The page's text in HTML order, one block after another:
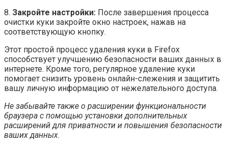
8. Закройте настройки: После завершения процесса
очистки куки закройте окно настроек, нажав на
соответствующую кнопку.
Этот простой процесс удаления куки в Firefox
способствует улучшению безопасности ваших данных в
интернете. Кроме того, регулярное удаление куки
помогает снизить уровень онлайн-слежения и защитить
вашу личную информацию от нежелательного доступа.
Не забывайте также о расширении функциональности
браузера с помощью установки дополнительных
расширений для приватности и повышения безопасности
ваших данных.